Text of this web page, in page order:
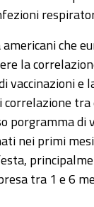
che
la
vaccinazioni e
correlazione
porgramma di
nei primi
tra 1 e 6